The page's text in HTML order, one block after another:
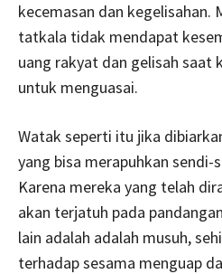
kecemasan dan kegelisahan.
tatkala tidak mendapat
uang rakyat dan gelisah saat
untuk menguasai.
Watak seperti itu jika
yang bisa merapuhkan sendi-
Karena mereka yang telah
akan terjatuh pada
lain adalah adalah musuh,
terhadap sesama menguap